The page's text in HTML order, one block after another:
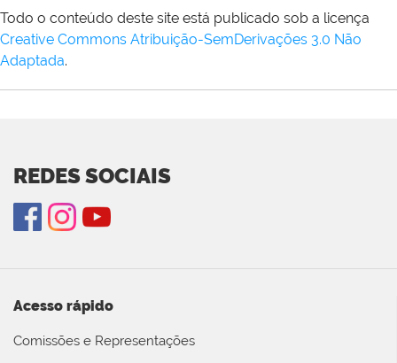
Todo o conteúdo deste site está publicado sob a licença
Creative Commons Atribuição-SemDerivações 3.0 Não
Adaptada.
REDES SOCIAIS
Acesso rápido
Comissões e Representações